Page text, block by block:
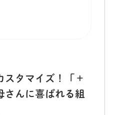
スタマイズ！「＋
さんに喜ばれる組